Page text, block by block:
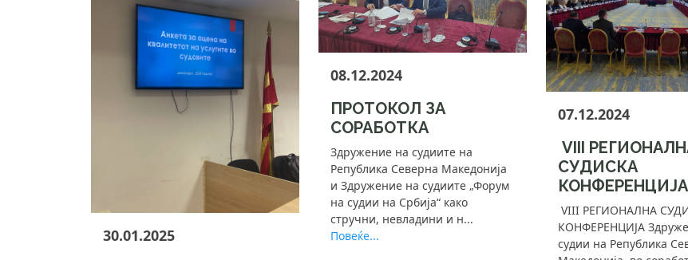
30.01.2025
08.12.2024
ПРОТОКОЛ ЗА
СОРАБОТКА
Здружение на судиите на
Република Северна Македонија
и Здружение на судиите „Форум
на судии на Србија“ како
стручни, невладини и н...
Повеќе...
07.12.2024
VIII
СУДИСКА
КОНФЕРЕНЦИЈА
VIII РЕГИОНАЛНА
КОНФЕРЕНЦИЈА
судии на Република